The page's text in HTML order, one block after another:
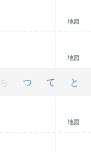
地図
地図
ち つ て と
地図